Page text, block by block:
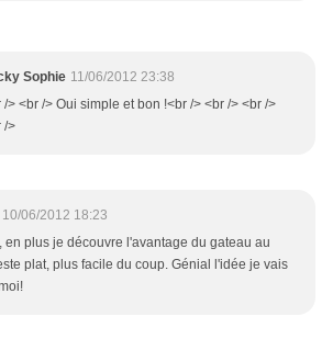
Sophie 11/06/2012 23:38
/> <br /> Oui simple et bon !<br /> <br /> <br />
/>
10/06/2012 18:23
en plus je découvre l'avantage du gateau au
plat, plus facile du coup. Génial l'idée je vais